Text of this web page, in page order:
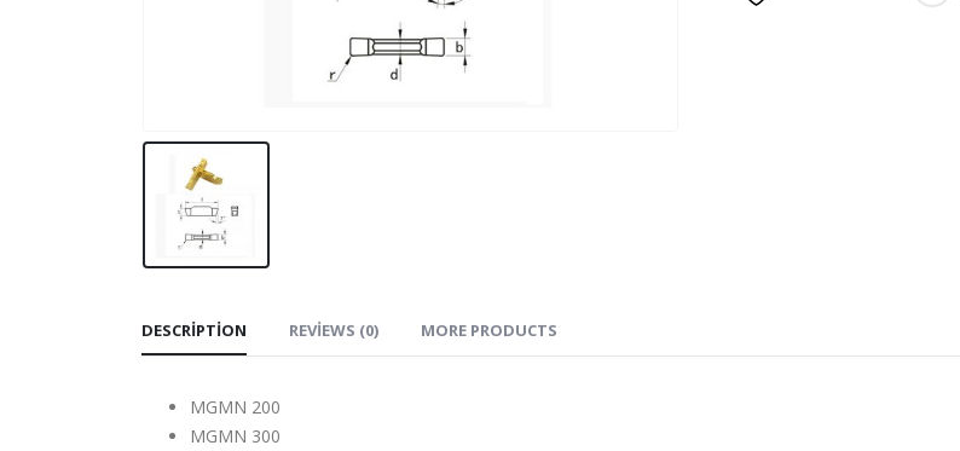
DESCRIPTION REVIEWS (0) MORE PRODUCTS
MGMN 200
MGMN 300